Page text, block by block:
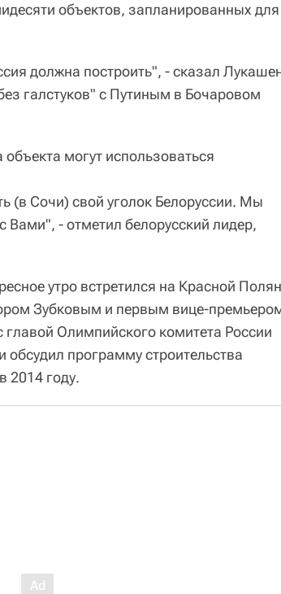
объектов, запланированных для
должна построить", - сказал
галстуков" с Путиным в Бочаровом
могут использоваться
(в Сочи) свой уголок Белоруссии. Мы
Вами", - отметил белорусский лидер,
утро встретился на Красной
Зубковым и первым вице-
Олимпийского комитета России
программу строительства
2014 году.